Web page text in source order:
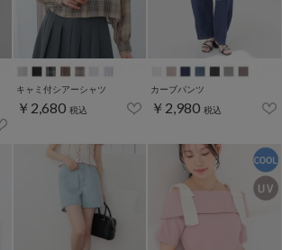
キャミ付シアーシャツ
￥2,680 税込
カーブパンツ
￥2,980 税込